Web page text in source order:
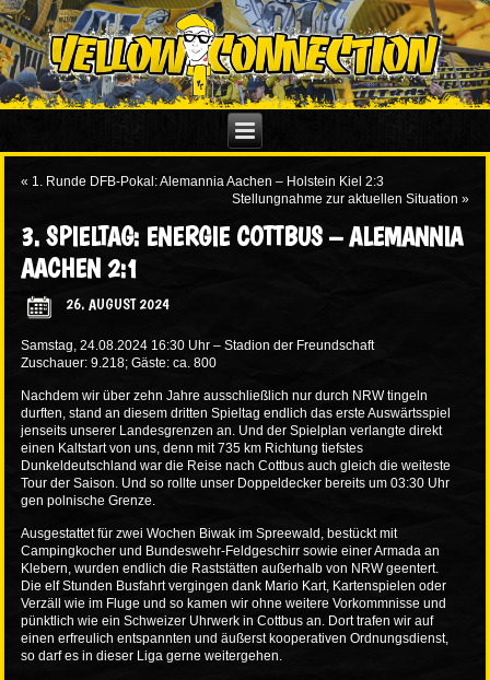
« 1. Runde DFB-Pokal: Alemannia Aachen – Holstein Kiel 2:3
Stellungnahme zur aktuellen Situation »
3. SPIELTAG: ENERGIE COTTBUS – ALEMANNIA
AACHEN 2:1
26. AUGUST 2024
Samstag, 24.08.2024 16:30 Uhr – Stadion der Freundschaft
Zuschauer: 9.218; Gäste: ca. 800
Nachdem wir über zehn Jahre ausschließlich nur durch NRW tingeln
durften, stand an diesem dritten Spieltag endlich das erste Auswärtsspiel
jenseits unserer Landesgrenzen an. Und der Spielplan verlangte direkt
einen Kaltstart von uns, denn mit 735 km Richtung tiefstes
Dunkeldeutschland war die Reise nach Cottbus auch gleich die weiteste
Tour der Saison. Und so rollte unser Doppeldecker bereits um 03:30 Uhr
gen polnische Grenze.
Ausgestattet für zwei Wochen Biwak im Spreewald, bestückt mit
Campingkocher und Bundeswehr-Feldgeschirr sowie einer Armada an
Klebern, wurden endlich die Raststätten außerhalb von NRW geentert.
Die elf Stunden Busfahrt vergingen dank Mario Kart, Kartenspielen oder
Verzäll wie im Fluge und so kamen wir ohne weitere Vorkommnisse und
pünktlich wie ein Schweizer Uhrwerk in Cottbus an. Dort trafen wir auf
einen erfreulich entspannten und äußerst kooperativen Ordnungsdienst,
so darf es in dieser Liga gerne weitergehen.